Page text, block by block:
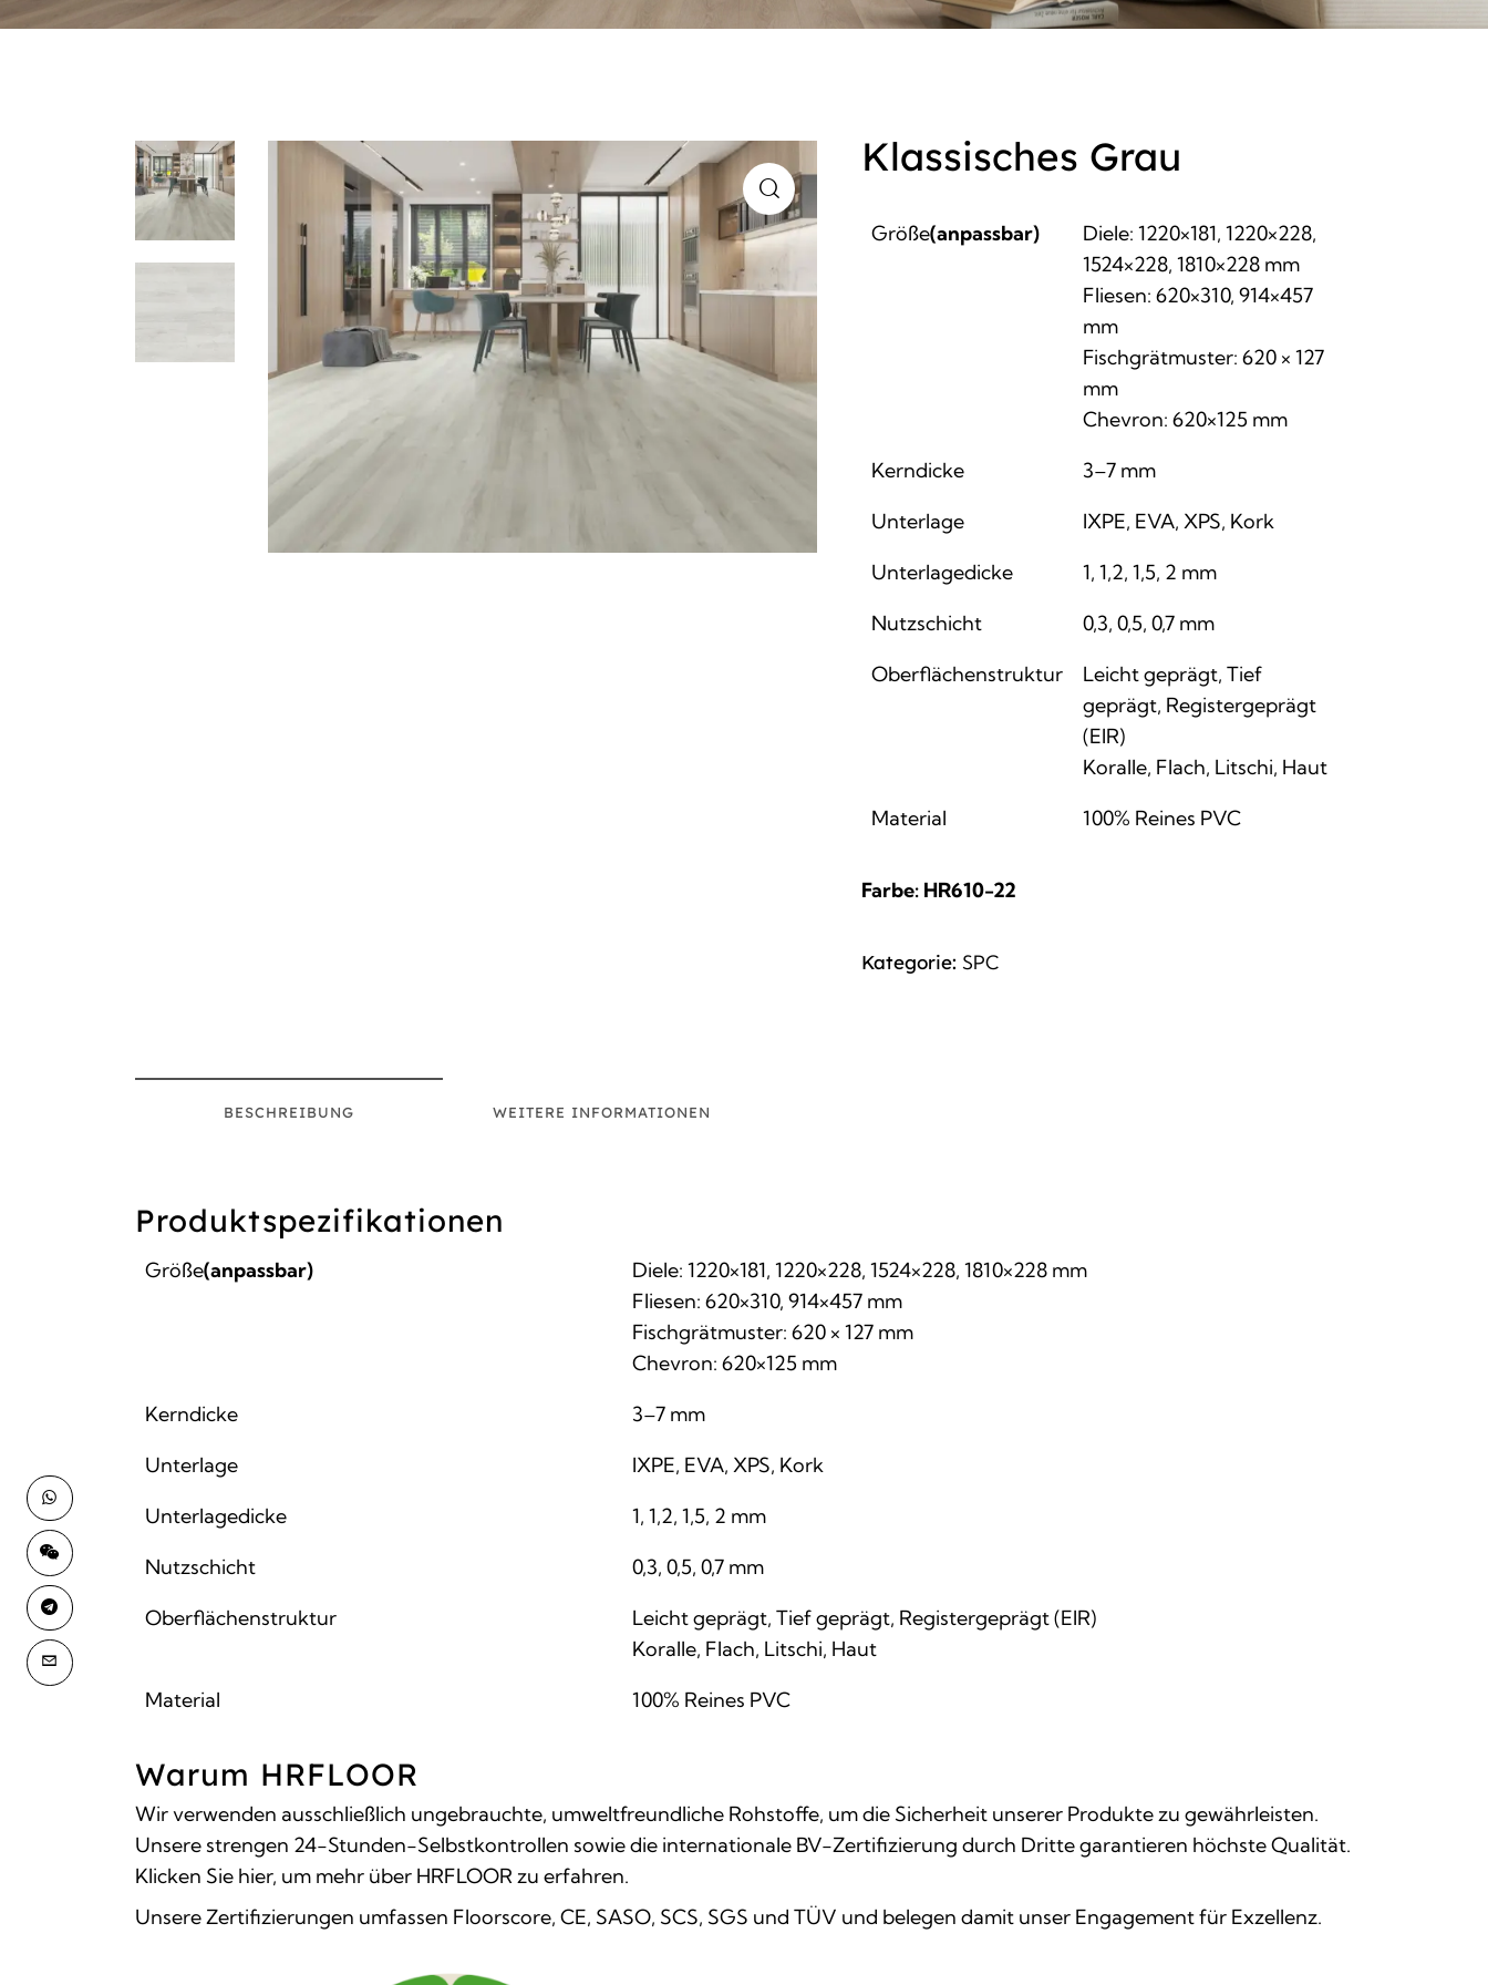
Klassisches Grau
Größe(anpassbar)
Diele: 1220×181, 1220×228,
1524×228, 1810×228 mm
Fliesen: 620×310, 914×457
mm
Fischgrätmuster: 620 × 127
mm
Chevron: 620×125 mm
Kerndicke
3–7 mm
Unterlage
IXPE, EVA, XPS, Kork
Unterlagedicke
1, 1,2, 1,5, 2 mm
Nutzschicht
0,3, 0,5, 0,7 mm
Oberflächenstruktur
Leicht geprägt, Tief
geprägt, Registergeprägt
(EIR)
Koralle, Flach, Litschi, Haut
Material
100% Reines PVC
Farbe: HR610-22
Kategorie: SPC
BESCHREIBUNG WEITERE INFORMATIONEN
Produktspezifikationen
Größe(anpassbar)
Diele: 1220×181, 1220×228, 1524×228, 1810×228 mm
Fliesen: 620×310, 914×457 mm
Fischgrätmuster: 620 × 127 mm
Chevron: 620×125 mm
Kerndicke
3–7 mm
Unterlage
IXPE, EVA, XPS, Kork
Unterlagedicke
1, 1,2, 1,5, 2 mm
Nutzschicht
0,3, 0,5, 0,7 mm
Oberflächenstruktur
Leicht geprägt, Tief geprägt, Registergeprägt (EIR)
Koralle, Flach, Litschi, Haut
Material
100% Reines PVC
Warum HRFLOOR
Wir verwenden ausschließlich ungebrauchte, umweltfreundliche Rohstoffe, um die Sicherheit unserer Produkte zu gewährleisten.
Unsere strengen 24-Stunden-Selbstkontrollen sowie die internationale BV-Zertifizierung durch Dritte garantieren höchste Qualität.
Klicken Sie hier, um mehr über HRFLOOR zu erfahren.
Unsere Zertifizierungen umfassen Floorscore, CE, SASO, SCS, SGS und TÜV und belegen damit unser Engagement für Exzellenz.